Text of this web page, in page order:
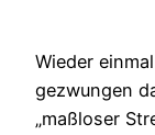
Wieder
gezwungen
„maßloser